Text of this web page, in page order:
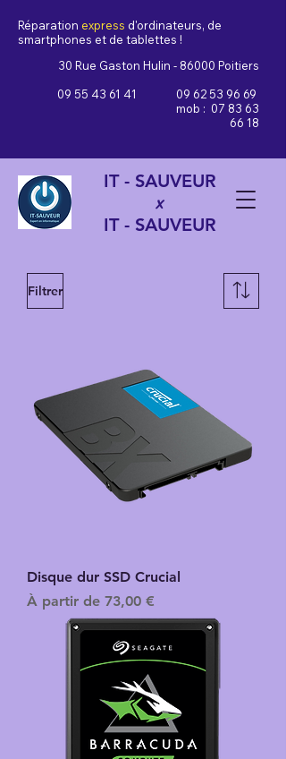
Réparation express d'ordinateurs, de
smartphones et de tablettes !
30 Rue Gaston Hulin - 86000 Poitiers
09 55 43 61 41
09 62 53 96 69
mob : 07 83 63
66 18
IT - SAUVEUR
x
IT - SAUVEUR
Filtrer
Disque dur SSD Crucial
À partir de 73,00 €
Prix promotionnel